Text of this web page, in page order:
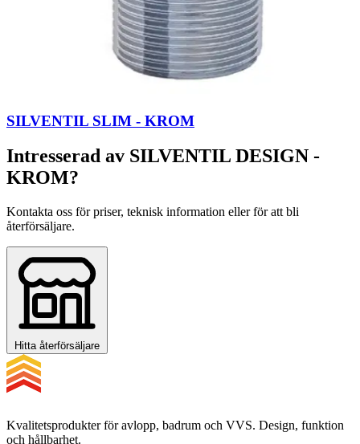
SILVENTIL SLIM - KROM
Intresserad av SILVENTIL DESIGN -
KROM?
Kontakta oss för priser, teknisk information eller för att bli
återförsäljare.
Hitta återförsäljare
Kvalitetsprodukter för avlopp, badrum och VVS. Design, funktion
och hållbarhet.